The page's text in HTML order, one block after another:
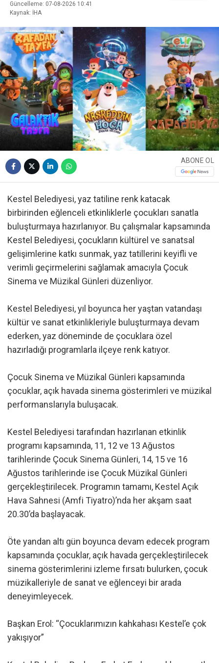
Güncelleme: 07-08-2026 10:41
Kaynak: İHA
ABONE OL
Kestel Belediyesi, yaz tatiline renk katacak
birbirinden eğlenceli etkinliklerle çocukları sanatla
buluşturmaya hazırlanıyor. Bu çalışmalar kapsamında
Kestel Belediyesi, çocukların kültürel ve sanatsal
gelişimlerine katkı sunmak, yaz tatillerini keyifli ve
verimli geçirmelerini sağlamak amacıyla Çocuk
Sinema ve Müzikal Günleri düzenliyor.
Kestel Belediyesi, yıl boyunca her yaştan vatandaşı
kültür ve sanat etkinlikleriyle buluşturmaya devam
ederken, yaz döneminde de çocuklara özel
hazırladığı programlarla ilçeye renk katıyor.
Çocuk Sinema ve Müzikal Günleri kapsamında
çocuklar, açık havada sinema gösterimleri ve müzikal
performanslarıyla buluşacak.
Kestel Belediyesi tarafından hazırlanan etkinlik
programı kapsamında, 11, 12 ve 13 Ağustos
tarihlerinde Çocuk Sinema Günleri, 14, 15 ve 16
Ağustos tarihlerinde ise Çocuk Müzikal Günleri
gerçekleştirilecek. Programın tamamı, Kestel Açık
Hava Sahnesi (Amfi Tiyatro)’nda her akşam saat
20.30’da başlayacak.
Öte yandan altı gün boyunca devam edecek program
kapsamında çocuklar, açık havada gerçekleştirilecek
sinema gösterimlerini izleme fırsatı bulurken, çocuk
müzikalleriyle de sanat ve eğlenceyi bir arada
deneyimleyecek.
Başkan Erol: “Çocuklarımızın kahkahası Kestel’e çok
yakışıyor”